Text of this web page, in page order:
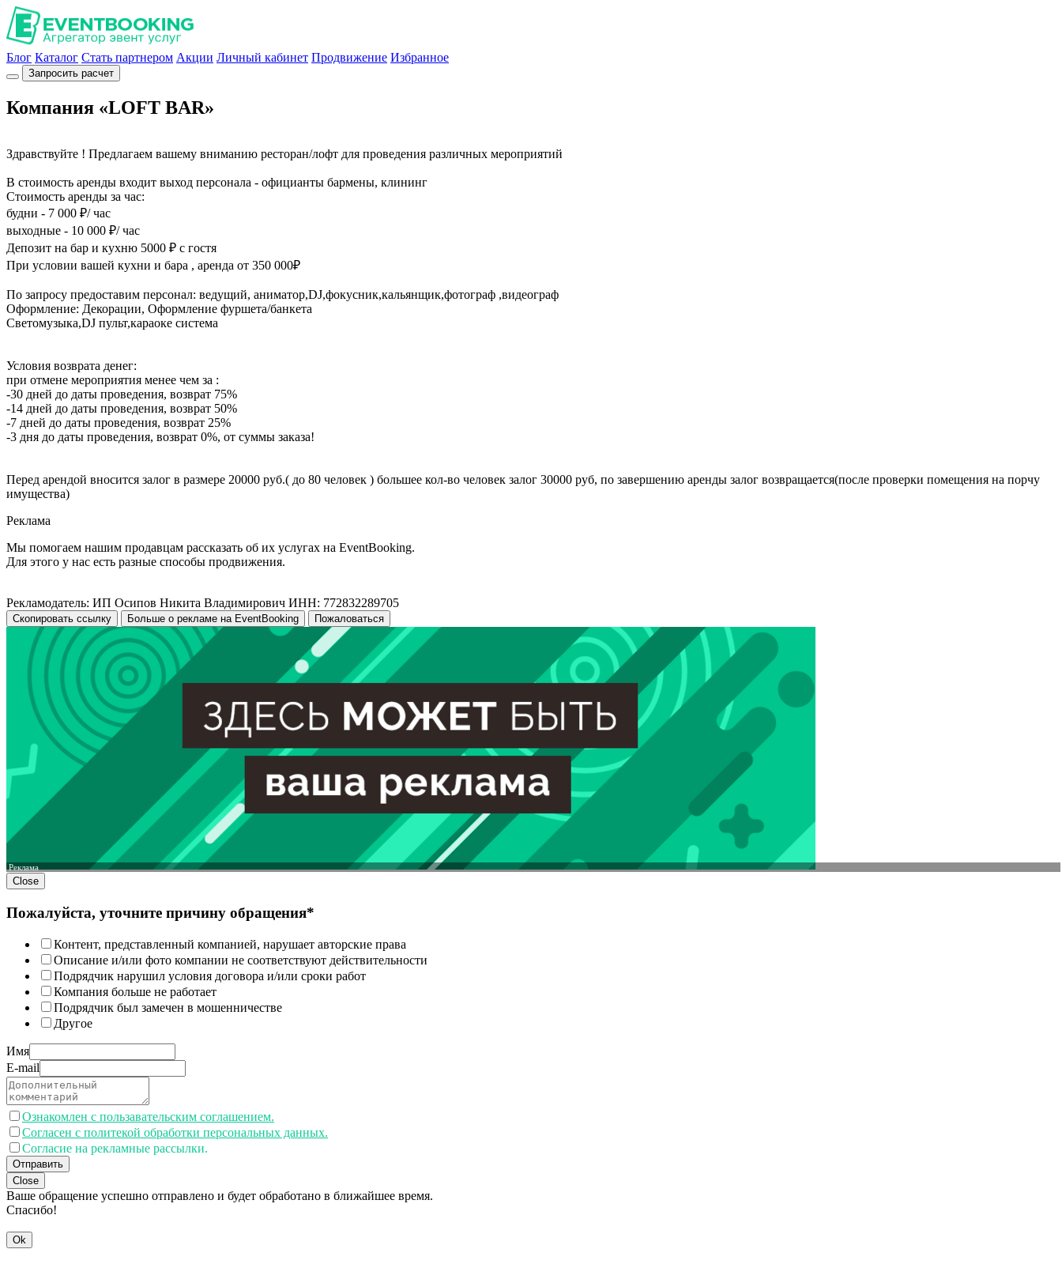
Блог Каталог Стать партнером Акции Личный кабинет Продвижение Избранное
Запросить расчет
Компания «LOFT BAR»
Здравствуйте ! Предлагаем вашему вниманию ресторан/лофт для проведения различных мероприятий
В стоимость аренды входит выход персонала - официанты бармены, клининг
Стоимость аренды за час:
будни - 7 000 ₽/ час
выходные - 10 000 ₽/ час
Депозит на бар и кухню 5000 ₽ с гостя
При условии вашей кухни и бара , аренда от 350 000₽
По запросу предоставим персонал: ведущий, аниматор,DJ,фокусник,кальянщик,фотограф ,видеограф
Оформление: Декорации, Оформление фуршета/банкета
Светомузыка,DJ пульт,караоке система
Условия возврата денег:
при отмене мероприятия менее чем за :
-30 дней до даты проведения, возврат 75%
-14 дней до даты проведения, возврат 50%
-7 дней до даты проведения, возврат 25%
-3 дня до даты проведения, возврат 0%, от суммы заказа!
Перед арендой вносится залог в размере 20000 руб.( до 80 человек ) большее кол-во человек залог 30000 руб, по завершению аренды залог возвращается(после проверки помещения на порчу
имущества)
Реклама
Мы помогаем нашим продавцам рассказать об их услугах на EventBooking.
Для этого у нас есть разные способы продвижения.
Рекламодатель: ИП Осипов Никита Владимирович ИНН: 772832289705
Скопировать ссылку Больше о рекламе на EventBooking Пожаловаться
Реклама
Close
Пожалуйста, уточните причину обращения*
Контент, представленный компанией, нарушает авторские права
Описание и/или фото компании не соответствуют действительности
Подрядчик нарушил условия договора и/или сроки работ
Компания больше не работает
Подрядчик был замечен в мошенничестве
Другое
Имя
E-mail
Ознакомлен с пользавательским соглашением.
Согласен с политекой обработки персональных данных.
Согласие на рекламные рассылки.
Отправить
Close
Ваше обращение успешно отправлено и будет обработано в ближайшее время.
Спасибо!
Ok